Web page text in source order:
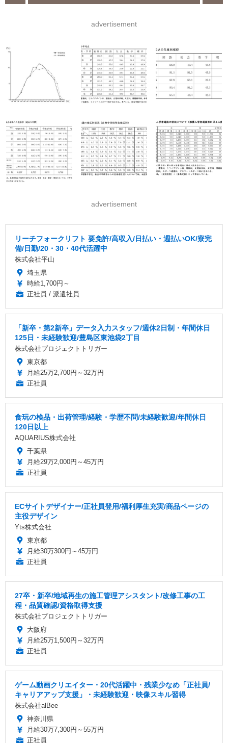
advertisement
advertisement
リーチフォークリフト 要免許/高収入/日払い・週払いOK/寮完
備/日勤/20・30・40代活躍中
株式会社平山
埼玉県
時給1,700円～
正社員 / 派遣社員
「新卒・第2新卒」データ入力スタッフ/週休2日制・年間休日
125日・未経験歓迎/豊島区東池袋2丁目
株式会社プロジェクトトリガー
東京都
月給25万2,700円～32万円
正社員
食玩の検品・出荷管理/経験・学歴不問/未経験歓迎/年間休日
120日以上
AQUARIUS株式会社
千葉県
月給29万2,000円～45万円
正社員
ECサイトデザイナー/正社員登用/福利厚生充実/商品ページの
主役デザイン
Yts株式会社
東京都
月給30万300円～45万円
正社員
27卒・新卒/地域再生の施工管理アシスタント/改修工事の工
程・品質確認/資格取得支援
株式会社プロジェクトトリガー
大阪府
月給25万1,500円～32万円
正社員
ゲーム動画クリエイター・20代活躍中・残業少なめ「正社員/
キャリアアップ支援」・未経験歓迎・映像スキル習得
株式会社alBee
神奈川県
月給30万7,300円～55万円
正社員